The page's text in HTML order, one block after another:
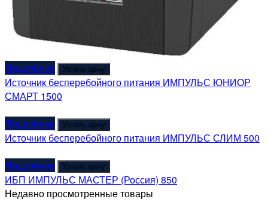
Подробнее Узнать цену
Источник бесперебойного питания ИМПУЛЬС ЮНИОР
СМАРТ 1500
Подробнее
Узнать цену
Источник бесперебойного питания ИМПУЛЬС СЛИМ 500
Подробнее
Узнать цену
ИБП ИМПУЛЬС МАСТЕР (Россия) 850
Недавно просмотренные товары